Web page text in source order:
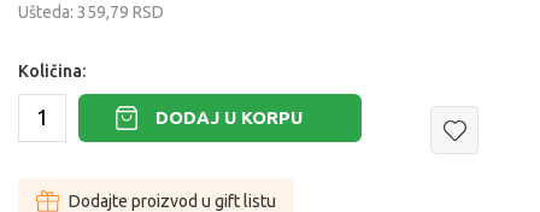
Ušteda: 359,79 RSD
Količina:
DODAJ U KORPU
Dodajte proizvod u gift listu